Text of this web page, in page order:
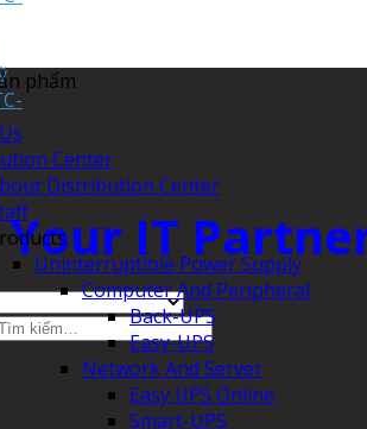
Your IT
phẩm
Center
Distribution Center
Uninterruptible Power Supply
Computer And Peripheral
Back-UPS
Easy-UPS
Network And Server
Easy UPS Online
Smart-UPS